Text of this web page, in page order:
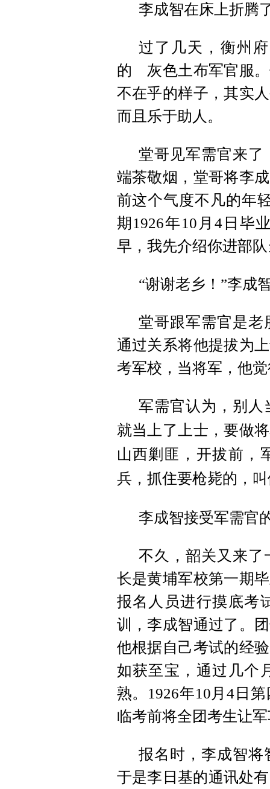
李成智在床上折腾
过了几天，衡州
的 灰色土布军官服。
不在乎的样子，其实
而且乐于助人。
堂哥见军需官来了
端茶敬烟，堂哥将李
前这个气度不凡的年
期1926年10月4日毕
早，我先介绍你进部
“谢谢老乡！”李成
堂哥跟军需官是老
通过关系将他提拔为
考军校，当将军，他
军需官认为，别人
就当上了上士，要做
山西剿匪，开拔前，
兵，抓住要枪毙的，
李成智接受军需官
不久，韶关又来了
长是黄埔军校第一期
报名人员进行摸底考
训，李成智通过了。
他根据自己考试的经
如获至宝，通过几个
熟。1926年10月4日
临考前将全团考生让
报名时，李成智将
于是李日基的通讯处